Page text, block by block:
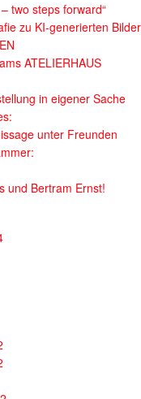
two steps forward“
zu KI-generierten
ATELIERHAUS
in eigener Sache
unter Freunden
und Bertram Ernst!